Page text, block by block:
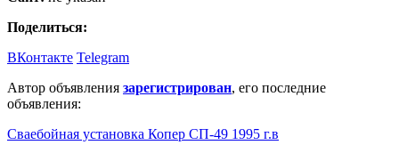
Поделиться:
ВКонтакте Telegram
Автор объявления зарегистрирован, его последние
объявления:
Сваебойная установка Копер СП-49 1995 г.в